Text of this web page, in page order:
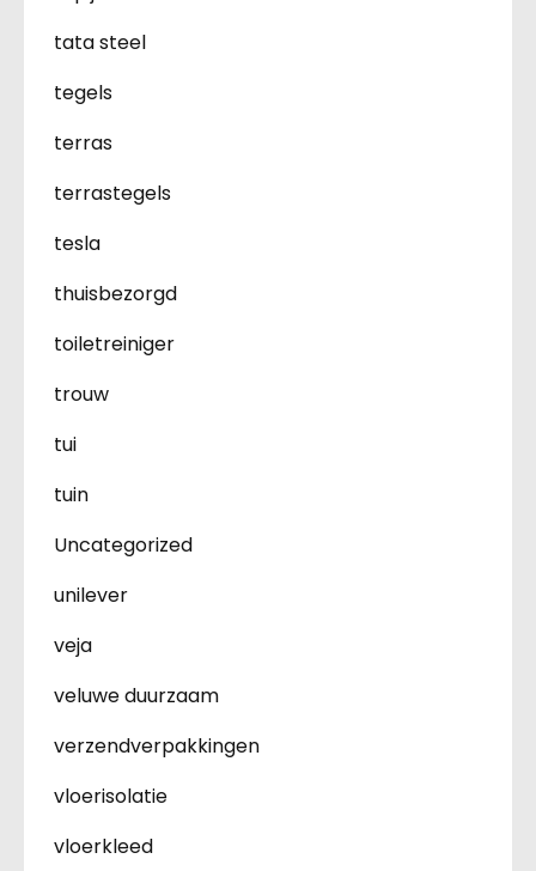
tata steel
tegels
terras
terrastegels
tesla
thuisbezorgd
toiletreiniger
trouw
tui
tuin
Uncategorized
unilever
veja
veluwe duurzaam
verzendverpakkingen
vloerisolatie
vloerkleed